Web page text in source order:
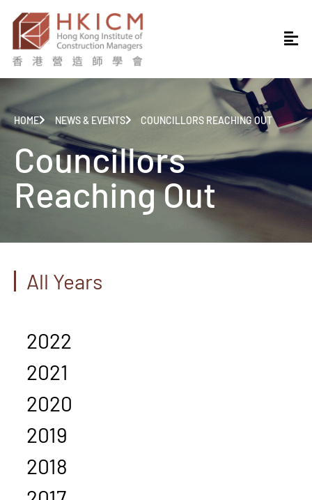
HOME NEWS & EVENTS COUNCILLORS REACHING OUT
Councillors
Reaching Out
All Years
2022
2021
2020
2019
2018